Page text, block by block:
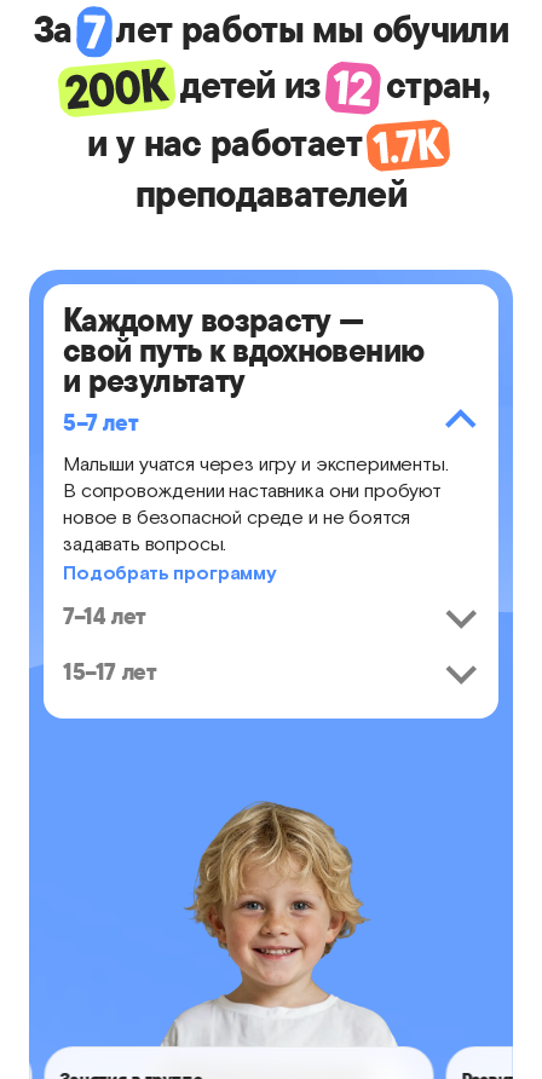
За
лет работы мы обучили
детей из
стран,
и у нас работает
преподавателей
Каждому возрасту —
свой путь к вдохновению
и результату
5–7 лет
Малыши учатся через игру и эксперименты.
В сопровождении наставника они пробуют
новое в безопасной среде и не боятся
задавать вопросы.
Подобрать программу
7–14 лет
15–17 лет